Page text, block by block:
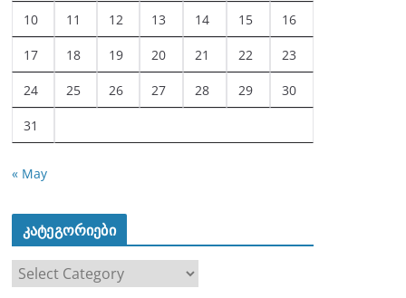
10 11 12 13 14 15 16
17 18 19 20 21 22 23
24 25 26 27 28 29 30
31
« May
კატეგორიები